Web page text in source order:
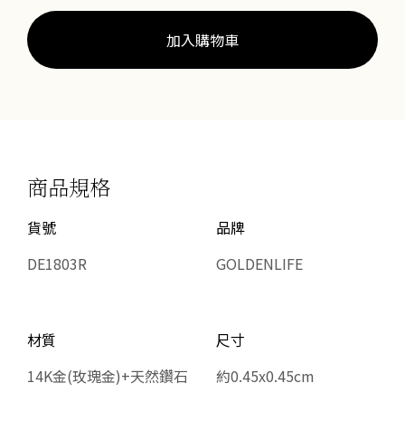
數
加入購物車
商品規格
貨號
DE1803R
品牌
GOLDENLIFE
材質
14K金(玫瑰金)+天然鑽石
尺寸
約0.45x0.45cm